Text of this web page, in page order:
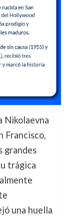
Nikolaevna
Francisco,
grandes
trágica
una huella